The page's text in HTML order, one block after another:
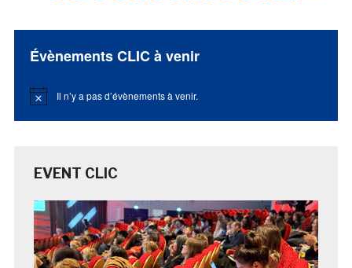
Évènements CLIC à venir
Notice Il n’y a pas d’évènements à venir.
EVENT CLIC